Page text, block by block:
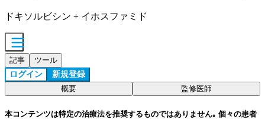
ドキソルビシン + イホスファミド
記事 ツール
ログイン 新規登録
概要 監修医師
本コンテンツは特定の治療法を推奨するものではありません｡ 個々の患者